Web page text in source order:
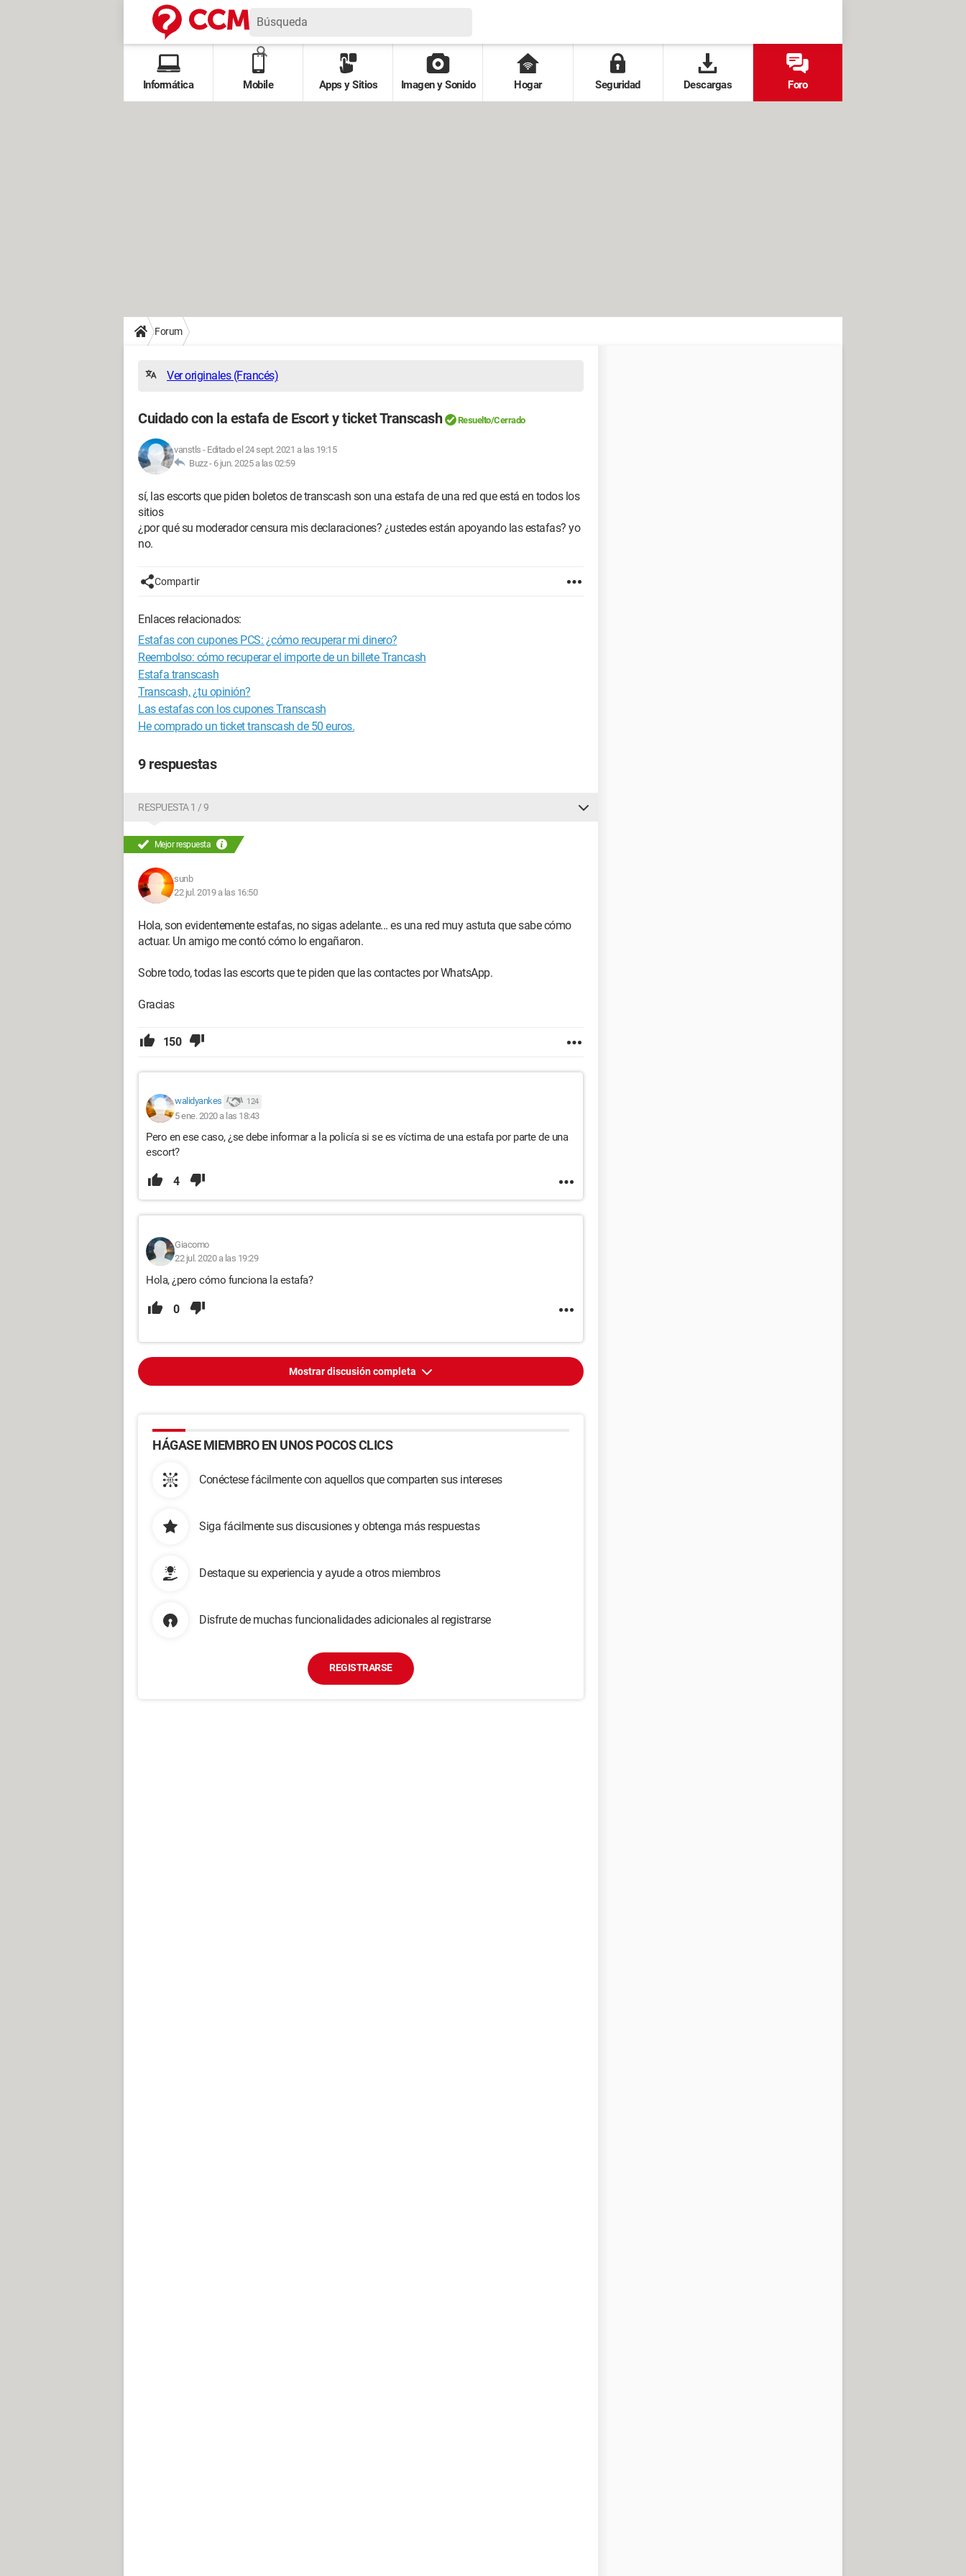
Informática Mobile Apps y Sitios Imagen y Sonido Hogar Seguridad Descargas Foro
Forum
Ver originales (Francés)
Cuidado con la estafa de Escort y ticket Transcash Resuelto/Cerrado
vanstls - Editado el 24 sept. 2021 a las 19:15
Buzz - 6 jun. 2025 a las 02:59
sí, las escorts que piden boletos de transcash son una estafa de una red que está en todos los
sitios
¿por qué su moderador censura mis declaraciones? ¿ustedes están apoyando las estafas? yo
no.
Compartir
Enlaces relacionados:
Estafas con cupones PCS: ¿cómo recuperar mi dinero?
Reembolso: cómo recuperar el importe de un billete Trancash
Estafa transcash
Transcash, ¿tu opinión?
Las estafas con los cupones Transcash
He comprado un ticket transcash de 50 euros.
9 respuestas
RESPUESTA 1 / 9
Mejor respuesta
sunb
22 jul. 2019 a las 16:50
Hola, son evidentemente estafas, no sigas adelante... es una red muy astuta que sabe cómo
actuar. Un amigo me contó cómo lo engañaron.
Sobre todo, todas las escorts que te piden que las contactes por WhatsApp.
Gracias
150
walidyankes 124
5 ene. 2020 a las 18:43
Pero en ese caso, ¿se debe informar a la policía si se es víctima de una estafa por parte de una
escort?
4
Giacomo
22 jul. 2020 a las 19:29
Hola, ¿pero cómo funciona la estafa?
0
Mostrar discusión completa
HÁGASE MIEMBRO EN UNOS POCOS CLICS
Conéctese fácilmente con aquellos que comparten sus intereses
Siga fácilmente sus discusiones y obtenga más respuestas
Destaque su experiencia y ayude a otros miembros
Disfrute de muchas funcionalidades adicionales al registrarse
REGISTRARSE